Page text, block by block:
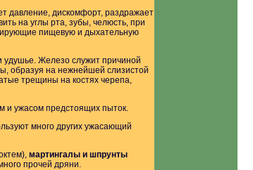
давление, дискомфорт, раздражает
на углы рта, зубы, челюсть, при
пищевую и дыхательную
удушье. Железо служит причиной
образуя на нежнейшей слизистой
трещины на костях черепа,
и ужасом предстоящих пыток.
много других ужасающий
мартингалы и шпрунты
прочей дряни.